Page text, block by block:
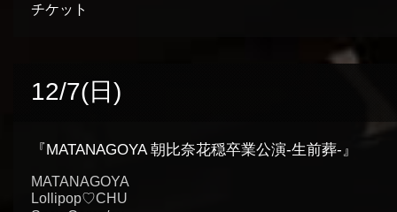
チケット
12/7(日)
『MATANAGOYA 朝比奈花穏卒業公演-生前葬-』
MATANAGOYA
Lollipop♡CHU